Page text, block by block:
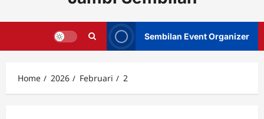
Sembilan Event Organizer
Home 2026 Februari 2